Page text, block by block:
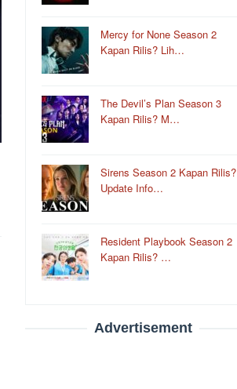
Mercy for None Season 2
Kapan Rilis? Lih…
The Devil’s Plan Season 3
Kapan Rilis? M…
Sirens Season 2 Kapan Rilis?
Update Info…
Resident Playbook Season 2
Kapan Rilis? …
Advertisement